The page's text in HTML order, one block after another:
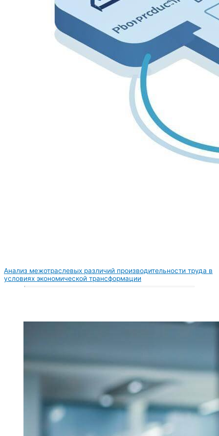
Анализ межотраслевых различий производительности труда в
условиях экономической трансформации